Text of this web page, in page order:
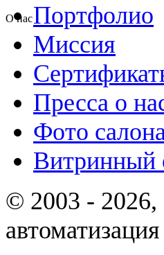
О насПортфолио
Миссия
Пресса о
Фото салона
Витринный
© 2003 -